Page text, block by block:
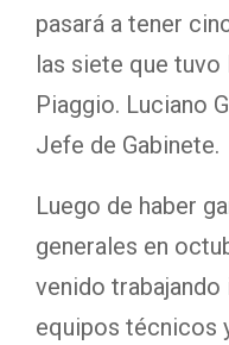
pasará a tener
las siete que
Piaggio. Luciano
Jefe de Gabinete.
Luego de haber
generales en
venido
equipos técnicos